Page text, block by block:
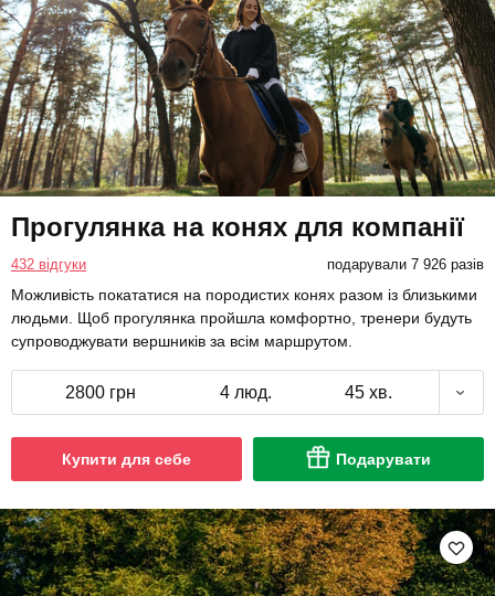
Прогулянка на конях для компанії
432 відгуки подарували 7 926 разів
Можливість покататися на породистих конях разом із близькими
людьми. Щоб прогулянка пройшла комфортно, тренери будуть
супроводжувати вершників за всім маршрутом.
2800 грн 4 люд. 45 хв.
Купити для себе Подарувати